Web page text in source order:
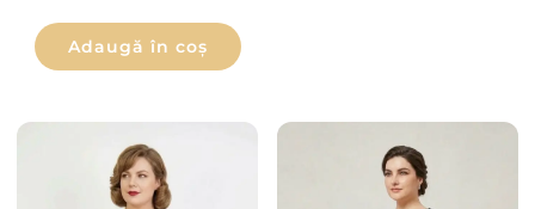
Adaugă în coș